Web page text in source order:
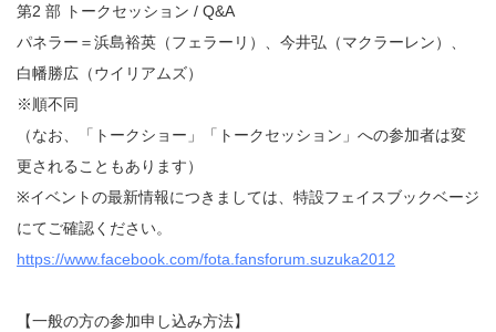
第2 部 トークセッション / Q&A
パネラー＝浜島裕英（フェラーリ）、今井弘（マクラーレン）、
白幡勝広（ウイリアムズ）
※順不同
（なお、「トークショー」「トークセッション」への参加者は変
更されることもあります）
※イベントの最新情報につきましては、特設フェイスブックベージ
にてご確認ください。
https://www.facebook.com/fota.fansforum.suzuka2012
【一般の方の参加申し込み方法】